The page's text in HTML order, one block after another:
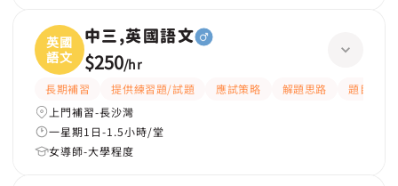
英國
語文
中三,英國語文
$250/hr
長期補習 提供練習題/試題 應試策略 解題思路
題目講解
上門補習-長沙灣
一星期1日-1.5小時/堂
女導師-大學程度